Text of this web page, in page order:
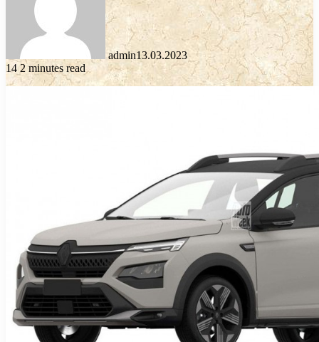
admin13.03.2023
142 minutes read